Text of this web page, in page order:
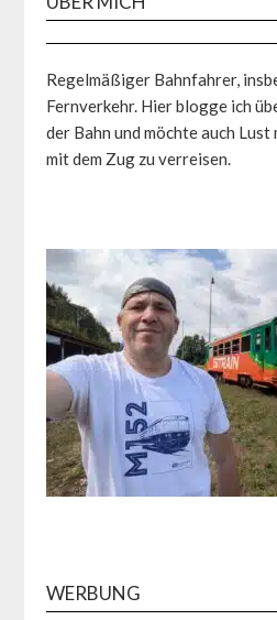
Regelmäßiger Bahnfahrer,
Fernverkehr. Hier blogge ich
der Bahn und möchte auch
mit dem Zug zu verreisen.
WERBUNG